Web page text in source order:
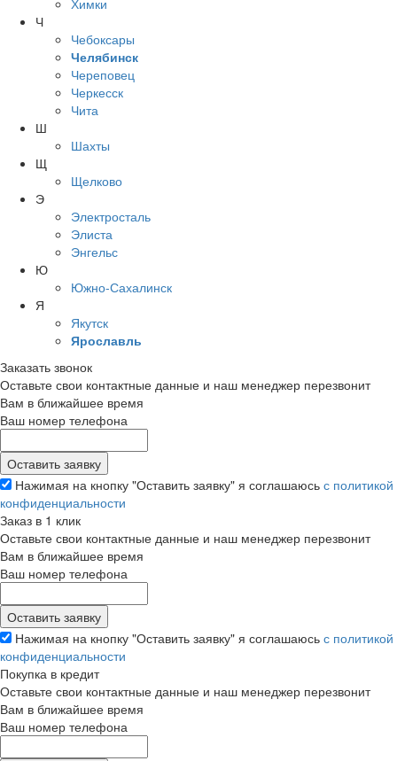
Химки
Ч
Чебоксары
Челябинск
Череповец
Черкесск
Чита
Ш
Шахты
Щ
Щелково
Э
Электросталь
Элиста
Энгельс
Ю
Южно-Сахалинск
Я
Якутск
Ярославль
Заказать звонок
Оставьте свои контактные данные и наш менеджер перезвонит
Вам в ближайшее время
Ваш номер телефона
Нажимая на кнопку "Оставить заявку" я соглашаюсь с политикой
конфиденциальности
Заказ в 1 клик
Оставьте свои контактные данные и наш менеджер перезвонит
Вам в ближайшее время
Ваш номер телефона
Нажимая на кнопку "Оставить заявку" я соглашаюсь с политикой
конфиденциальности
Покупка в кредит
Оставьте свои контактные данные и наш менеджер перезвонит
Вам в ближайшее время
Ваш номер телефона